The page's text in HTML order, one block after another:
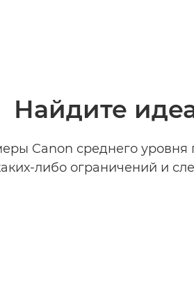
Найдите
Canon среднего уровня
либо ограничений и